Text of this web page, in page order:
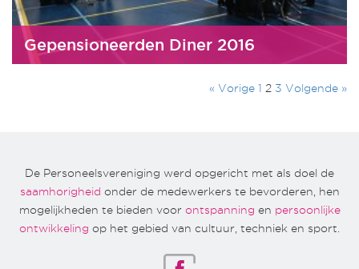
Gepensioneerden Diner 2016
« Vorige 1 2 3 Volgende »
De Personeelsvereniging werd opgericht met als doel de
saamhorigheid onder de medewerkers te bevorderen, hen
mogelijkheden te bieden voor ontspanning en persoonlijke
ontwikkeling op het gebied van cultuur, techniek en sport.